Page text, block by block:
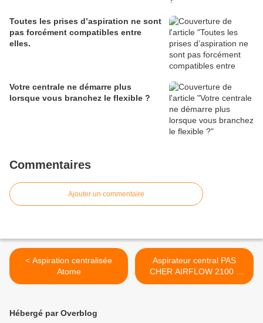
Toutes les prises d’aspiration ne sont
pas forcément compatibles entre
elles.
Votre centrale ne démarre plus
lorsque vous branchez le flexible ?
Commentaires
Ajouter un commentaire
< Aspiration centralisée
Atome
Aspirateur central PAS
CHER AIRFLOW 2100 (
jusqu’à 400 m²) 499€ >
Hébergé par Overblog